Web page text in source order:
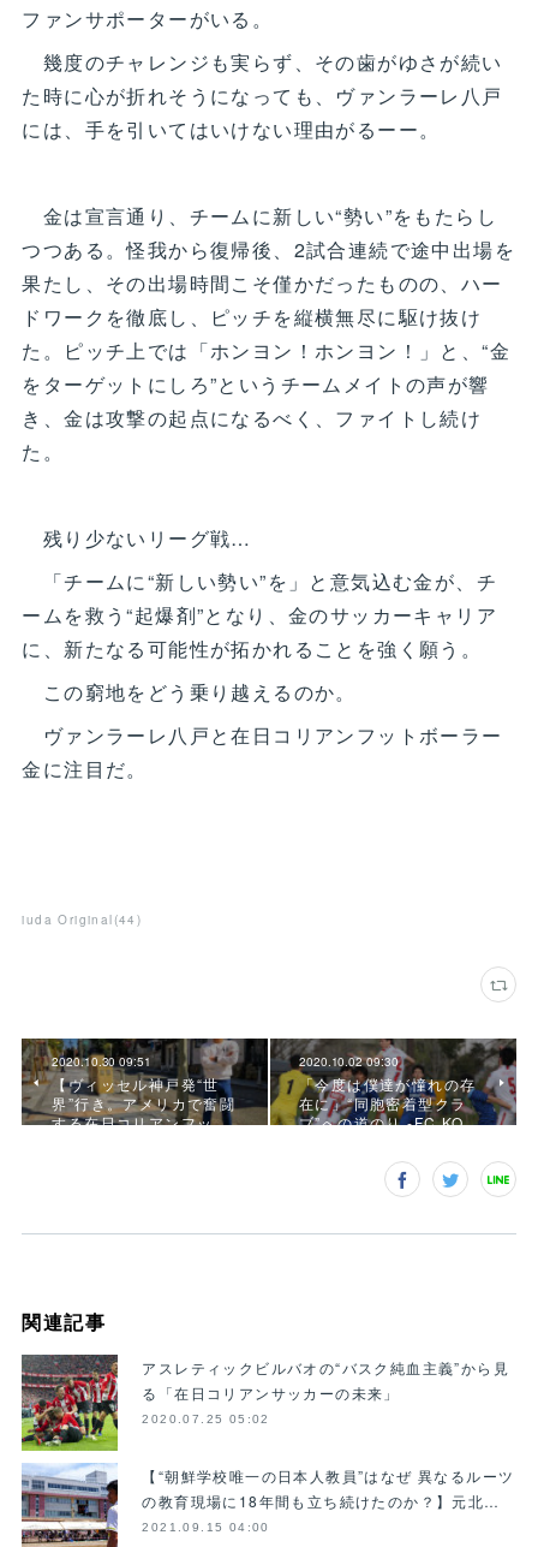
ファンサポーターがいる。
幾度のチャレンジも実らず、その歯がゆさが続い
た時に心が折れそうになっても、ヴァンラーレ八戸
には、手を引いてはいけない理由がるーー。
金は宣言通り、チームに新しい“勢い”をもたらし
つつある。怪我から復帰後、2試合連続で途中出場を
果たし、その出場時間こそ僅かだったものの、ハー
ドワークを徹底し、ピッチを縦横無尽に駆け抜け
た。ピッチ上では「ホンヨン！ホンヨン！」と、“金
をターゲットにしろ”というチームメイトの声が響
き、金は攻撃の起点になるべく、ファイトし続け
た。
残り少ないリーグ戦…
「チームに“新しい勢い”を」と意気込む金が、チ
ームを救う“起爆剤”となり、金のサッカーキャリア
に、新たなる可能性が拓かれることを強く願う。
この窮地をどう乗り越えるのか。
ヴァンラーレ八戸と在日コリアンフットボーラー
金に注目だ。
iuda Original (44 )
2020.10.30 09:51
【ヴィッセル神戸発“世
界”行き。アメリカで奮闘
する在日コリアンフッ…
2020.10.02 09:30
「今度は僕達が憧れの存
在に」“同胞密着型クラ
ブ”への道のり -FC KO…
関連記事
アスレティックビルバオの“バスク純血主義”から見
る「在日コリアンサッカーの未来」
2020.07.25 05:02
【“朝鮮学校唯一の日本人教員”はなぜ 異なるルーツ
の教育現場に18年間も立ち続けたのか？】元北…
2021.09.15 04:00